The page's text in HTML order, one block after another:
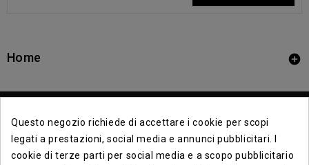
Home 
Questo negozio richiede di accettare i cookie per scopi
legati a prestazioni, social media e annunci pubblicitari. I
cookie di terze parti per social media e a scopo pubblicitario